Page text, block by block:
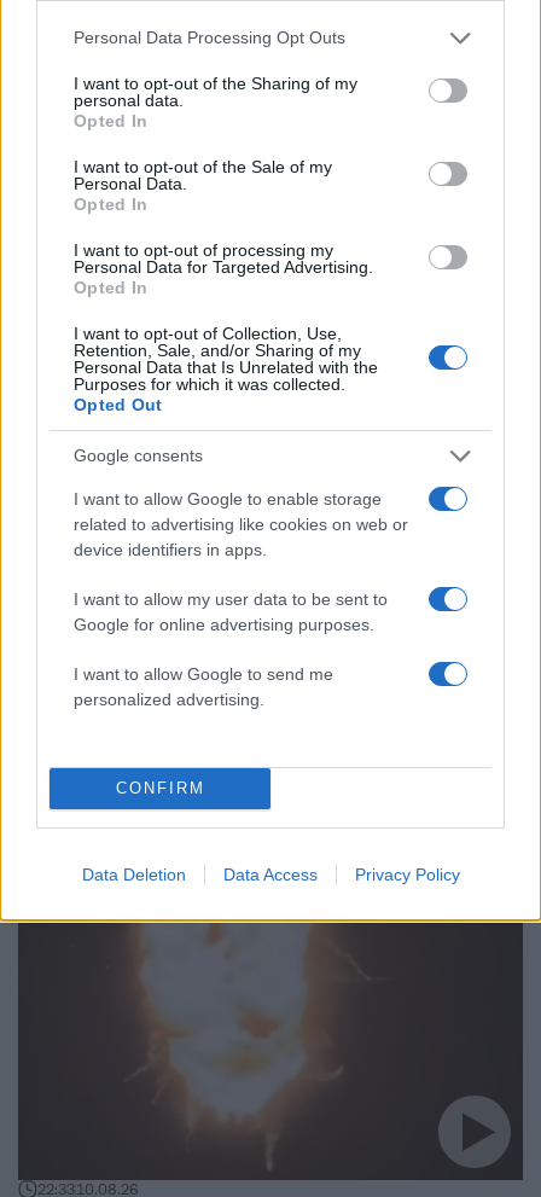
Please note that this website/app uses one or more Google
not limited to your visit or usage behaviour. You may click to
grant or deny consent to Google and its third-party tags to
use your data for below specified purposes in below Google
consent section.
Personal Data Processing Opt Outs
I want to opt-out of the Sharing of my
personal data.
Opted In
I want to opt-out of the Sale of my
Personal Data.
Opted In
I want to opt-out of processing my
Personal Data for Targeted Advertising.
Opted In
I want to opt-out of Collection, Use,
Retention, Sale, and/or Sharing of my
Personal Data that Is Unrelated with the
Purposes for which it was collected.
Opted Out
Google consents
I want to allow Google to enable storage
related to advertising like cookies on web or
device identifiers in apps.
I want to allow my user data to be sent to
Google for online advertising purposes.
I want to allow Google to send me
personalized advertising.
CONFIRM
Data Deletion Data Access Privacy Policy
είμαι εργατικός»
Παράταση για να δώσουν εξηγήσεις πήραν
ιδιοκτήτης και χειριστής που «πάρκαραν»
το ελικόπτερο στο Σαρακήνικο
Πιο σχολιασμένα
Μετέτρεψαν το Σαρακήνικο της Μήλου
σε ελικοδρόμιο – «Πάρκαραν» το
ελικόπτερο τους για να κάνουν μπάνιο
Στην Κρήτη ο Κυριάκος Μητσοτάκης,
συνεχίζει τις ολιγοήμερες διακοπές του –
Πού βρέθηκε το Σάββατο
Αλέξης Τσίπρας: Από την καταγγελία του
«καθεστώτος» σε πρόταση
διακυβέρνησης – «Το 2015 ήξερα τι
ήθελα, αλλά δεν ήξερα πώς να το κάνω»
Ο Φειδίας Παναγιώτου πήγε με σορτσάκι
σε εκδήλωση μνήμης για τους
δολοφονημένους Κύπριους ήρωες Ισαάκ
Το οικονομικό πρόγραμμα της ΕΛΑΣ που
θα παρουσιάσει ο Αλέξης Τσίπρας στη
Κόσμος: Περισσότερα
άρθρα
22:3310.08.26